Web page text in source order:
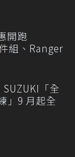
開跑
組、Ranger
SUZUKI「全
」9 月起全